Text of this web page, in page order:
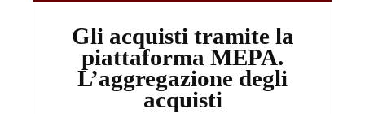
Gli acquisti tramite la
piattaforma MEPA.
L’aggregazione degli
acquisti